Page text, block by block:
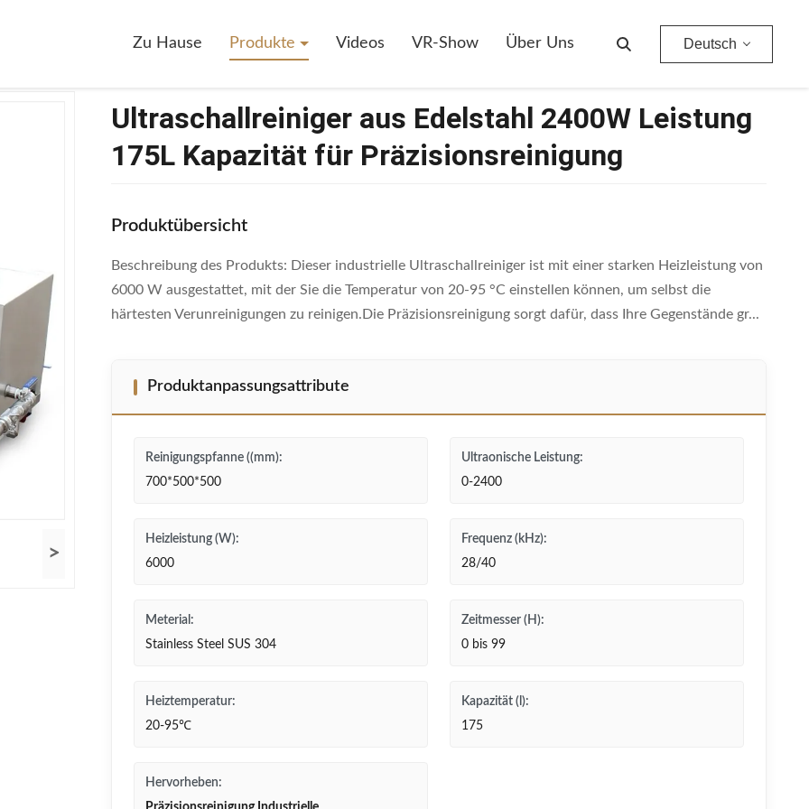
Zu Hause Produkte Videos VR-Show Über Uns Deutsch
>
Ultraschallreiniger aus Edelstahl 2400W Leistung
175L Kapazität für Präzisionsreinigung
Produktübersicht
Beschreibung des Produkts: Dieser industrielle Ultraschallreiniger ist mit einer starken Heizleistung von
6000 W ausgestattet, mit der Sie die Temperatur von 20-95 °C einstellen können, um selbst die
härtesten Verunreinigungen zu reinigen.Die Präzisionsreinigung sorgt dafür, dass Ihre Gegenstände gr...
Produktanpassungsattribute
Reinigungspfanne ((mm):
700*500*500
Ultraonische Leistung:
0-2400
Heizleistung (W):
6000
Frequenz (kHz):
28/40
Meterial:
Stainless Steel SUS 304
Zeitmesser (H):
0 bis 99
Heiztemperatur:
20-95℃
Kapazität (l):
175
Hervorheben: